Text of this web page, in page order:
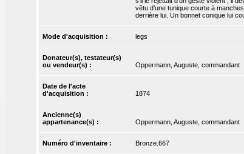
vêtu d’une tunique courte à
derrière lui. Un bonnet conique lui
Mode d'acquisition : legs
Donateur(s), testateur(s)
ou vendeur(s) :
Oppermann, Auguste, commandant
Date de l'acte
d'acquisition :
1874
Ancienne(s)
appartenance(s) :
Oppermann, Auguste, commandant
Numéro d'inventaire : Bronze.667